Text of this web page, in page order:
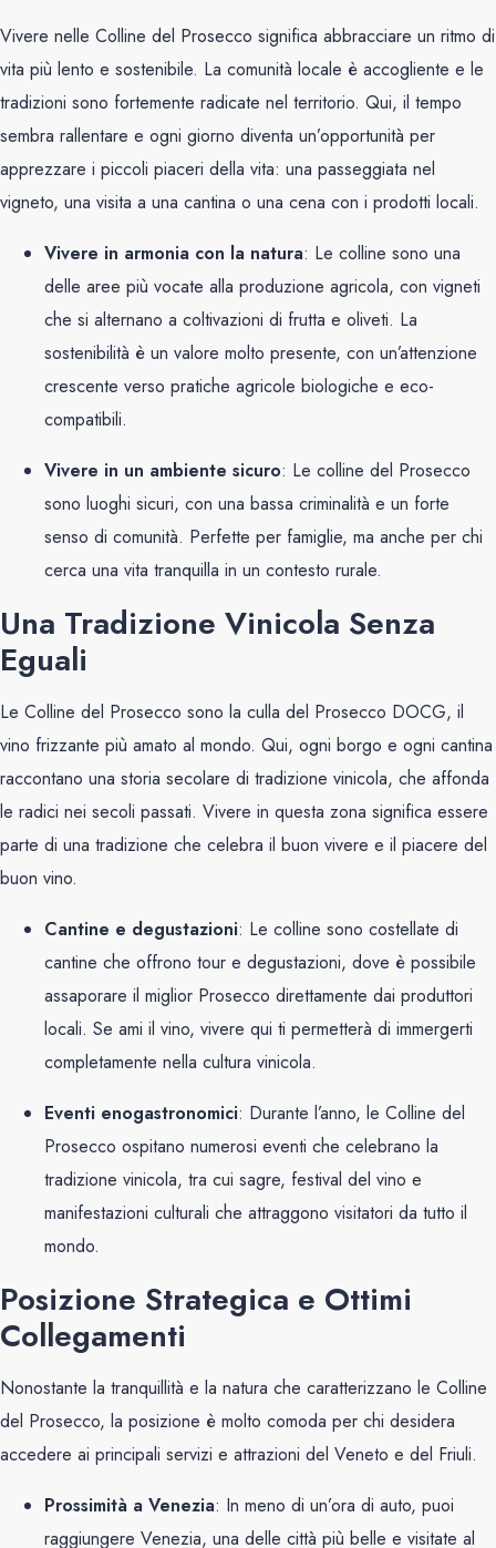
Vivere nelle Colline del Prosecco significa abbracciare un ritmo di
vita più lento e sostenibile. La comunità locale è accogliente e le
tradizioni sono fortemente radicate nel territorio. Qui, il tempo
sembra rallentare e ogni giorno diventa un’opportunità per
apprezzare i piccoli piaceri della vita: una passeggiata nel
vigneto, una visita a una cantina o una cena con i prodotti locali.
Vivere in armonia con la natura: Le colline sono una
delle aree più vocate alla produzione agricola, con vigneti
che si alternano a coltivazioni di frutta e oliveti. La
sostenibilità è un valore molto presente, con un’attenzione
crescente verso pratiche agricole biologiche e eco-
compatibili.
Vivere in un ambiente sicuro: Le colline del Prosecco
sono luoghi sicuri, con una bassa criminalità e un forte
senso di comunità. Perfette per famiglie, ma anche per chi
cerca una vita tranquilla in un contesto rurale.
Una Tradizione Vinicola Senza
Eguali
Le Colline del Prosecco sono la culla del Prosecco DOCG, il
vino frizzante più amato al mondo. Qui, ogni borgo e ogni cantina
raccontano una storia secolare di tradizione vinicola, che affonda
le radici nei secoli passati. Vivere in questa zona significa essere
parte di una tradizione che celebra il buon vivere e il piacere del
buon vino.
Cantine e degustazioni: Le colline sono costellate di
cantine che offrono tour e degustazioni, dove è possibile
assaporare il miglior Prosecco direttamente dai produttori
locali. Se ami il vino, vivere qui ti permetterà di immergerti
completamente nella cultura vinicola.
Eventi enogastronomici: Durante l’anno, le Colline del
Prosecco ospitano numerosi eventi che celebrano la
tradizione vinicola, tra cui sagre, festival del vino e
manifestazioni culturali che attraggono visitatori da tutto il
mondo.
Posizione Strategica e Ottimi
Collegamenti
Nonostante la tranquillità e la natura che caratterizzano le Colline
del Prosecco, la posizione è molto comoda per chi desidera
accedere ai principali servizi e attrazioni del Veneto e del Friuli.
Prossimità a Venezia: In meno di un’ora di auto, puoi
raggiungere Venezia, una delle città più belle e visitate al